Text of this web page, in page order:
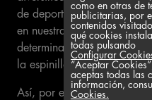
de deportes y ejercicios.
en nuestra rutina permite
determinados grupos
la espinilla3.
Así, por ejemplo, si sueles
como en otras de
publicitarias, por
contenidos
qué cookies
todas pulsando
Configurar
“Aceptar
aceptas todas las
información,
Cookies.